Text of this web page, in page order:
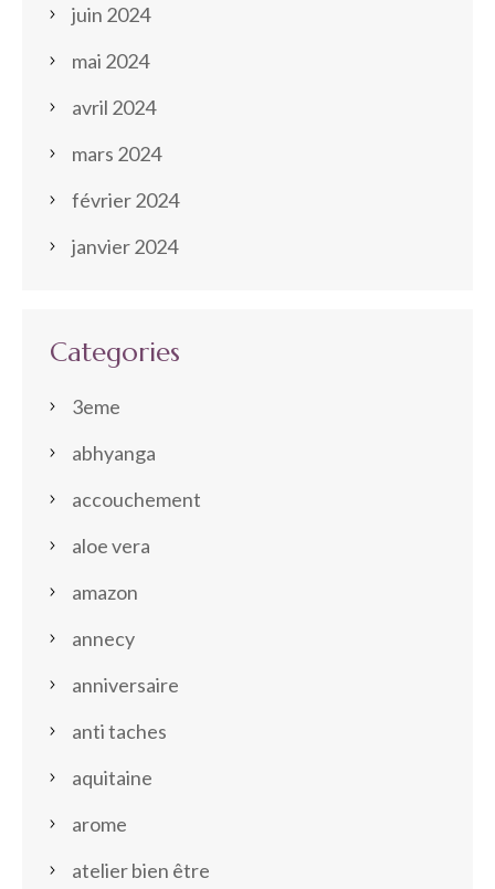
juin 2024
mai 2024
avril 2024
mars 2024
février 2024
janvier 2024
Categories
3eme
abhyanga
accouchement
aloe vera
amazon
annecy
anniversaire
anti taches
aquitaine
arome
atelier bien être